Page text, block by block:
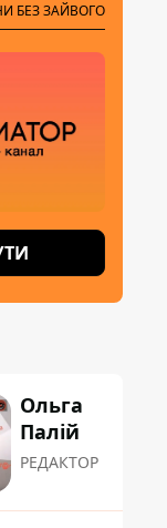
БЕЗ ЗАЙВОГО
Ольга
Палій
РЕДАКТОР